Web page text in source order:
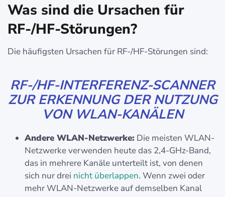
Was sind die Ursachen für
RF-/HF-Störungen?
Die häufigsten Ursachen für RF-/HF-Störungen sind:
RF-/HF-INTERFERENZ-SCANNER
ZUR ERKENNUNG DER NUTZUNG
VON WLAN-KANÄLEN
Andere WLAN-Netzwerke: Die meisten WLAN-
Netzwerke verwenden heute das 2,4-GHz-Band,
das in mehrere Kanäle unterteilt ist, von denen
sich nur drei nicht überlappen. Wenn zwei oder
mehr WLAN-Netzwerke auf demselben Kanal